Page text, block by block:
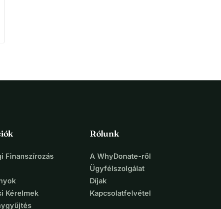
Finanszírozás
Kérelmek
Rólunk
A WhyDonate-ről
Ügyfélszolgálat
Díjak
Kapcsolatfelvétel